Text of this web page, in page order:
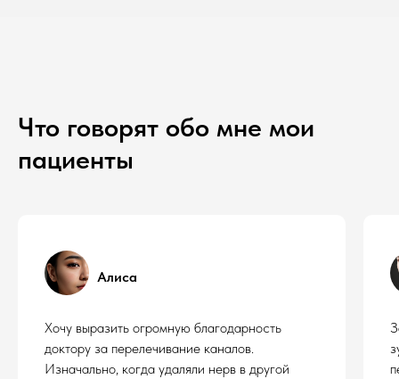
Что говорят обо мне мои
пациенты
Алиса
Хочу выразить огромную благодарность
доктору за перелечивание каналов.
Изначально, когда удаляли нерв в другой